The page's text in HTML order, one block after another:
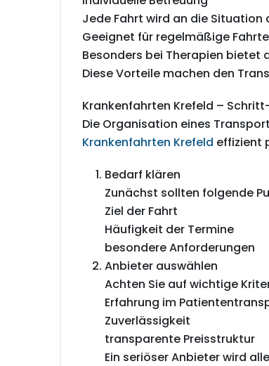
Jede Fahrt wird an die Situation
Geeignet für regelmäßige
Besonders bei Therapien bietet
Diese Vorteile machen den
Krankenfahrten Krefeld –
Die Organisation eines
Krankenfahrten Krefeld effizient
Bedarf klären
Zunächst sollten folgende
Ziel der Fahrt
Häufigkeit der Termine
besondere Anforderungen
Anbieter auswählen
Achten Sie auf wichtige
Erfahrung im
Zuverlässigkeit
transparente Preisstruktur
Ein seriöser Anbieter wird